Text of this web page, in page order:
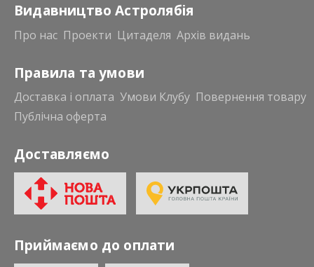
Видавництво Астролябія
Про нас Проекти Цитаделя Архів видань
Правила та умови
Доставка і оплата Умови Клубу Повернення товару
Публічна оферта
Доставляємо
Приймаємо до оплати